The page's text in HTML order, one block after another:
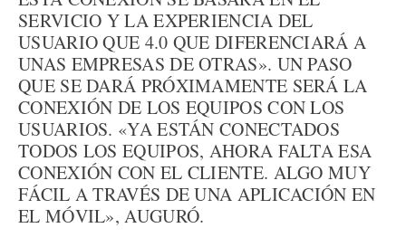
SERVICIO Y LA EXPERIENCIA DEL
USUARIO QUE 4.0 QUE DIFERENCIARÁ A
UNAS EMPRESAS DE OTRAS». UN PASO
QUE SE DARÁ PRÓXIMAMENTE SERÁ LA
CONEXIÓN DE LOS EQUIPOS CON LOS
USUARIOS. «YA ESTÁN CONECTADOS
TODOS LOS EQUIPOS, AHORA FALTA ESA
CONEXIÓN CON EL CLIENTE. ALGO MUY
FÁCIL A TRAVÉS DE UNA APLICACIÓN EN
EL MÓVIL», AUGURÓ.